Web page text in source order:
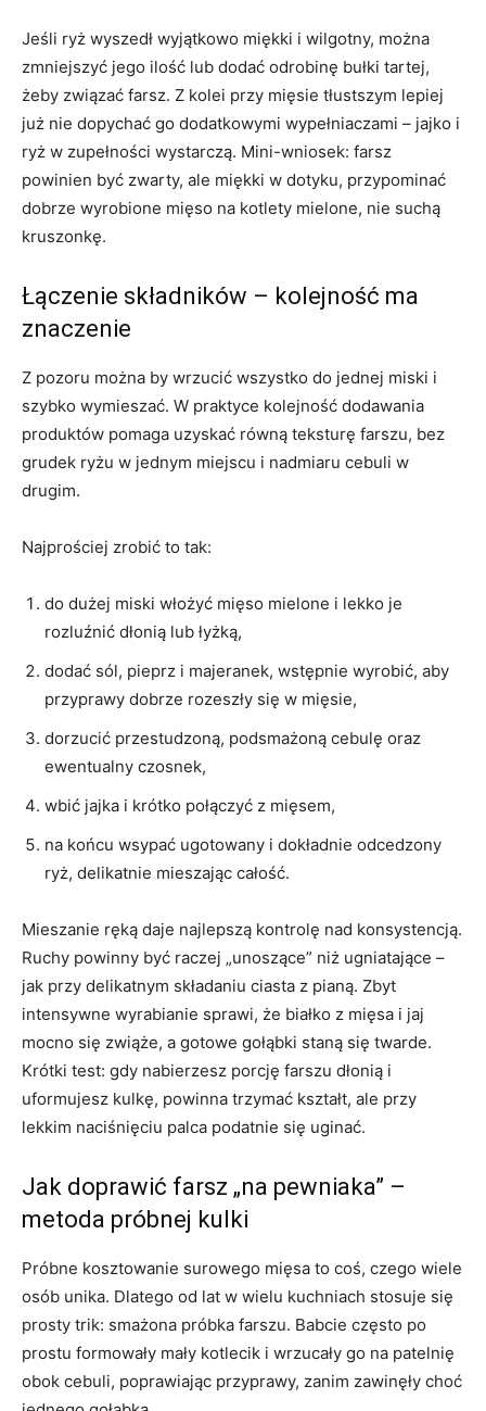
Jeśli ryż wyszedł wyjątkowo miękki i wilgotny, można
zmniejszyć jego ilość lub dodać odrobinę bułki tartej,
żeby związać farsz. Z kolei przy mięsie tłustszym lepiej
już nie dopychać go dodatkowymi wypełniaczami – jajko i
ryż w zupełności wystarczą. Mini-wniosek: farsz
powinien być zwarty, ale miękki w dotyku, przypominać
dobrze wyrobione mięso na kotlety mielone, nie suchą
kruszonkę.
Łączenie składników – kolejność ma
znaczenie
Z pozoru można by wrzucić wszystko do jednej miski i
szybko wymieszać. W praktyce kolejność dodawania
produktów pomaga uzyskać równą teksturę farszu, bez
grudek ryżu w jednym miejscu i nadmiaru cebuli w
drugim.
Najprościej zrobić to tak:
do dużej miski włożyć mięso mielone i lekko je
rozluźnić dłonią lub łyżką,
dodać sól, pieprz i majeranek, wstępnie wyrobić, aby
przyprawy dobrze rozeszły się w mięsie,
dorzucić przestudzoną, podsmażoną cebulę oraz
ewentualny czosnek,
wbić jajka i krótko połączyć z mięsem,
na końcu wsypać ugotowany i dokładnie odcedzony
ryż, delikatnie mieszając całość.
Mieszanie ręką daje najlepszą kontrolę nad konsystencją.
Ruchy powinny być raczej „unoszące” niż ugniatające –
jak przy delikatnym składaniu ciasta z pianą. Zbyt
intensywne wyrabianie sprawi, że białko z mięsa i jaj
mocno się zwiąże, a gotowe gołąbki staną się twarde.
Krótki test: gdy nabierzesz porcję farszu dłonią i
uformujesz kulkę, powinna trzymać kształt, ale przy
lekkim naciśnięciu palca podatnie się uginać.
Jak doprawić farsz „na pewniaka” –
metoda próbnej kulki
Próbne kosztowanie surowego mięsa to coś, czego wiele
osób unika. Dlatego od lat w wielu kuchniach stosuje się
prosty trik: smażona próbka farszu. Babcie często po
prostu formowały mały kotlecik i wrzucały go na patelnię
obok cebuli, poprawiając przyprawy, zanim zawinęły choć